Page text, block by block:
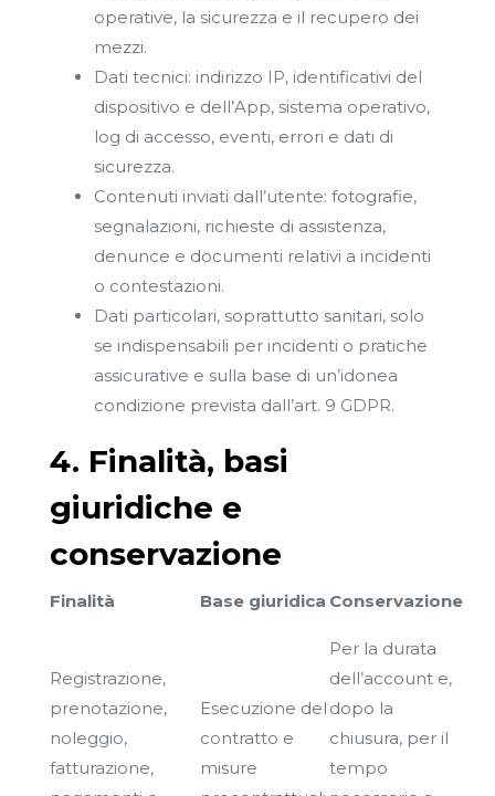
operative, la sicurezza e il recupero dei
mezzi.
Dati tecnici: indirizzo IP, identificativi del
dispositivo e dell’App, sistema operativo,
log di accesso, eventi, errori e dati di
sicurezza.
Contenuti inviati dall’utente: fotografie,
segnalazioni, richieste di assistenza,
denunce e documenti relativi a incidenti
o contestazioni.
Dati particolari, soprattutto sanitari, solo
se indispensabili per incidenti o pratiche
assicurative e sulla base di un’idonea
condizione prevista dall’art. 9 GDPR.
4. Finalità, basi
giuridiche e
conservazione
Finalità Base giuridica Conservazione
Registrazione,
prenotazione,
noleggio,
fatturazione,
Esecuzione del
contratto e
misure
Per la durata
dell’account e,
dopo la
chiusura, per il
tempo